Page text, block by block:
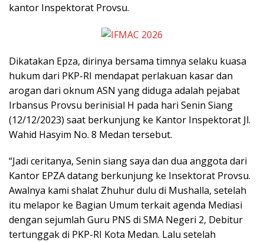
kantor Inspektorat Provsu.
Dikatakan Epza, dirinya bersama timnya selaku kuasa
hukum dari PKP-RI mendapat perlakuan kasar dan
arogan dari oknum ASN yang diduga adalah pejabat
Irbansus Provsu berinisial H pada hari Senin Siang
(12/12/2023) saat berkunjung ke Kantor Inspektorat Jl.
Wahid Hasyim No. 8 Medan tersebut.
“Jadi ceritanya, Senin siang saya dan dua anggota dari
Kantor EPZA datang berkunjung ke Insektorat Provsu.
Awalnya kami shalat Zhuhur dulu di Mushalla, setelah
itu melapor ke Bagian Umum terkait agenda Mediasi
dengan sejumlah Guru PNS di SMA Negeri 2, Debitur
tertunggak di PKP-RI Kota Medan. Lalu setelah